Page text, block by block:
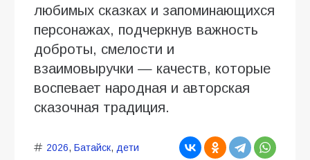
любимых сказках и запоминающихся
персонажах, подчеркнув важность
доброты, смелости и
взаимовыручки — качеств, которые
воспевает народная и авторская
сказочная традиция.
2026, Батайск, дети